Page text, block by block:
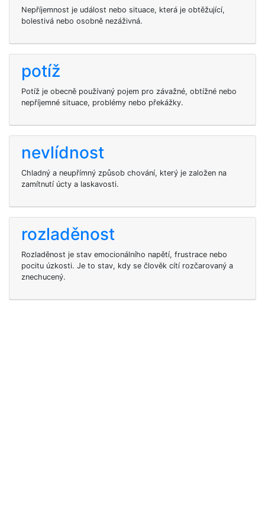
Nepříjemnost je událost nebo situace, která je obtěžující,
bolestivá nebo osobně nezáživná.
potíž
Potíž je obecně používaný pojem pro závažné, obtížné nebo
nepříjemné situace, problémy nebo překážky.
nevlídnost
Chladný a neupřímný způsob chování, který je založen na
zamítnutí úcty a laskavosti.
rozladěnost
Rozladěnost je stav emocionálního napětí, frustrace nebo
pocitu úzkosti. Je to stav, kdy se člověk cítí rozčarovaný a
znechucený.